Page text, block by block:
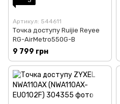
Артикул: 544611
Точка доступу Ruijie Reyee
RG-AirMetro550G-B
9 799 грн